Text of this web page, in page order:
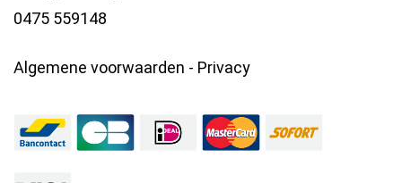
0475 559148
Algemene voorwaarden - Privacy